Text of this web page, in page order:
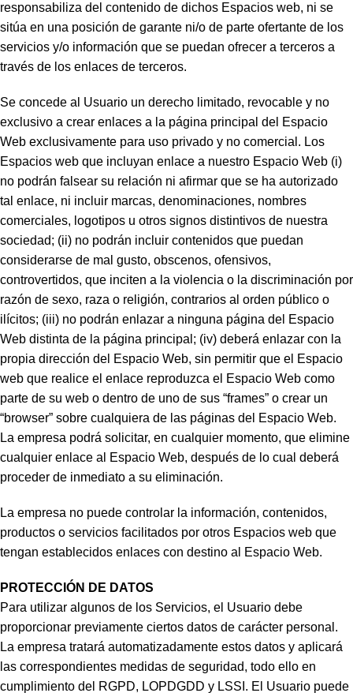
responsabiliza del contenido de dichos Espacios web, ni se
sitúa en una posición de garante ni/o de parte ofertante de los
servicios y/o información que se puedan ofrecer a terceros a
través de los enlaces de terceros.
Se concede al Usuario un derecho limitado, revocable y no
exclusivo a crear enlaces a la página principal del Espacio
Web exclusivamente para uso privado y no comercial. Los
Espacios web que incluyan enlace a nuestro Espacio Web (i)
no podrán falsear su relación ni afirmar que se ha autorizado
tal enlace, ni incluir marcas, denominaciones, nombres
comerciales, logotipos u otros signos distintivos de nuestra
sociedad; (ii) no podrán incluir contenidos que puedan
considerarse de mal gusto, obscenos, ofensivos,
controvertidos, que inciten a la violencia o la discriminación por
razón de sexo, raza o religión, contrarios al orden público o
ilícitos; (iii) no podrán enlazar a ninguna página del Espacio
Web distinta de la página principal; (iv) deberá enlazar con la
propia dirección del Espacio Web, sin permitir que el Espacio
web que realice el enlace reproduzca el Espacio Web como
parte de su web o dentro de uno de sus “frames” o crear un
“browser” sobre cualquiera de las páginas del Espacio Web.
La empresa podrá solicitar, en cualquier momento, que elimine
cualquier enlace al Espacio Web, después de lo cual deberá
proceder de inmediato a su eliminación.
La empresa no puede controlar la información, contenidos,
productos o servicios facilitados por otros Espacios web que
tengan establecidos enlaces con destino al Espacio Web.
PROTECCIÓN DE DATOS
Para utilizar algunos de los Servicios, el Usuario debe
proporcionar previamente ciertos datos de carácter personal.
La empresa tratará automatizadamente estos datos y aplicará
las correspondientes medidas de seguridad, todo ello en
cumplimiento del RGPD, LOPDGDD y LSSI. El Usuario puede